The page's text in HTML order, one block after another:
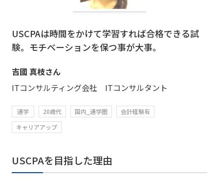
USCPAは時間をかけて学習すれば合格できる試
験。モチベーションを保つ事が大事。
吉國 真枝さん
ITコンサルティング会社 ITコンサルタント
通学 20歳代 国内_通学圏
会計経験有
キャリアアップ
USCPAを目指した理由